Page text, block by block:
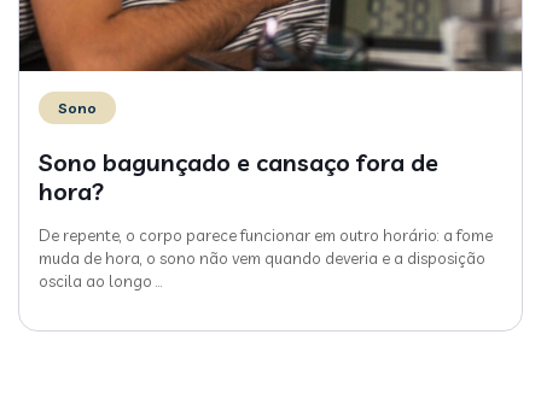
Sono
Sono bagunçado e cansaço fora de
hora?
De repente, o corpo parece funcionar em outro horário: a fome
muda de hora, o sono não vem quando deveria e a disposição
oscila ao longo